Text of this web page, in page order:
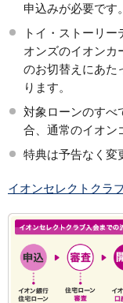
申込みが必要です。
トイ・ストーリ
オンズのイオンカ
のお切替えにあた
ります。
対象ローンのすべ
合、通常のイオン
特典は予告なく変
イオンセレクトクラ